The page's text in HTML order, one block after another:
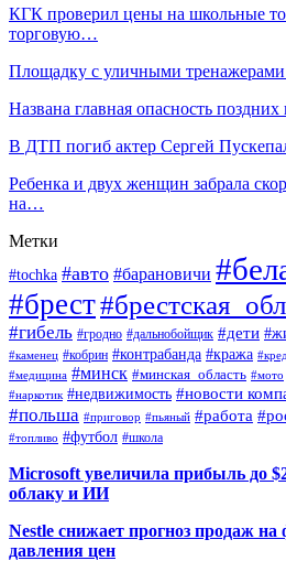
КГК проверил цены на школьные
торговую…
Площадку с уличными
Названа главная опасность поздних
В ДТП погиб актер Сергей
Ребенка и двух женщин забрала
на…
Метки
#tochka #авто #барановичи
#брест
#гибель #гродно #дальнобойщик #дети
#каменец #кобрин #контрабанда #кража
#медицина #минск #минская_область #мото
#наркотик #недвижимость #новости
#польша #приговор #пьяный #работа
#топливо #футбол #школа
Microsoft увеличила прибыль до
облаку и ИИ
Nestle снижает прогноз продаж на
давления цен